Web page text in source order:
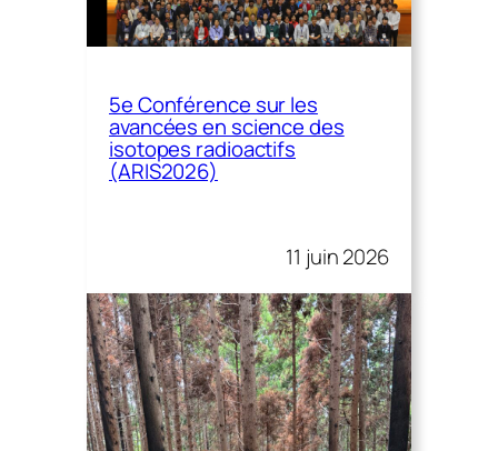
5e Conférence sur les
avancées en science des
isotopes radioactifs
(ARIS2026)
11 juin 2026